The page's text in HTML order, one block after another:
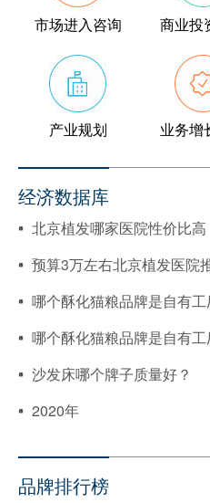
市场进入咨询 商业投
产业规划 业务增
经济数据库
北京植发哪家医院性价比高
预算3万左右北京植发医院
哪个酥化猫粮品牌是自有
哪个酥化猫粮品牌是自有
沙发床哪个牌子质量好？
2020年
品牌排行榜